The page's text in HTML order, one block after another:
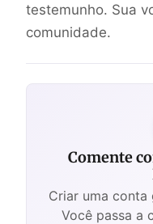
testemunho. Sua
comunidade.
Comente
Criar uma conta
Você passa a